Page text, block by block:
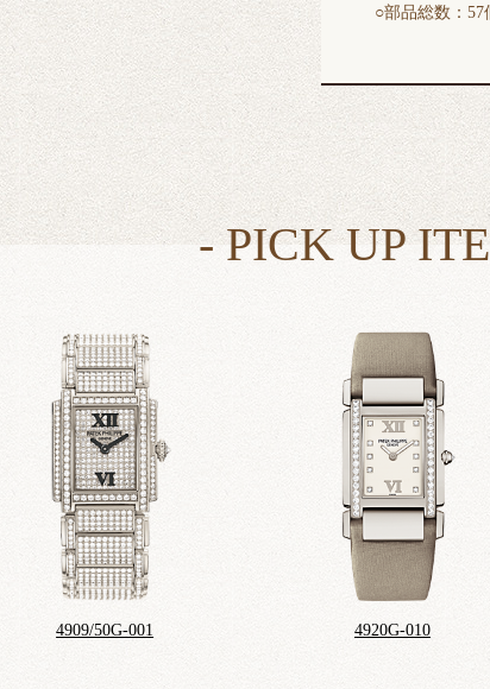
○部品総数：57
4909/50G-001 4920G-010